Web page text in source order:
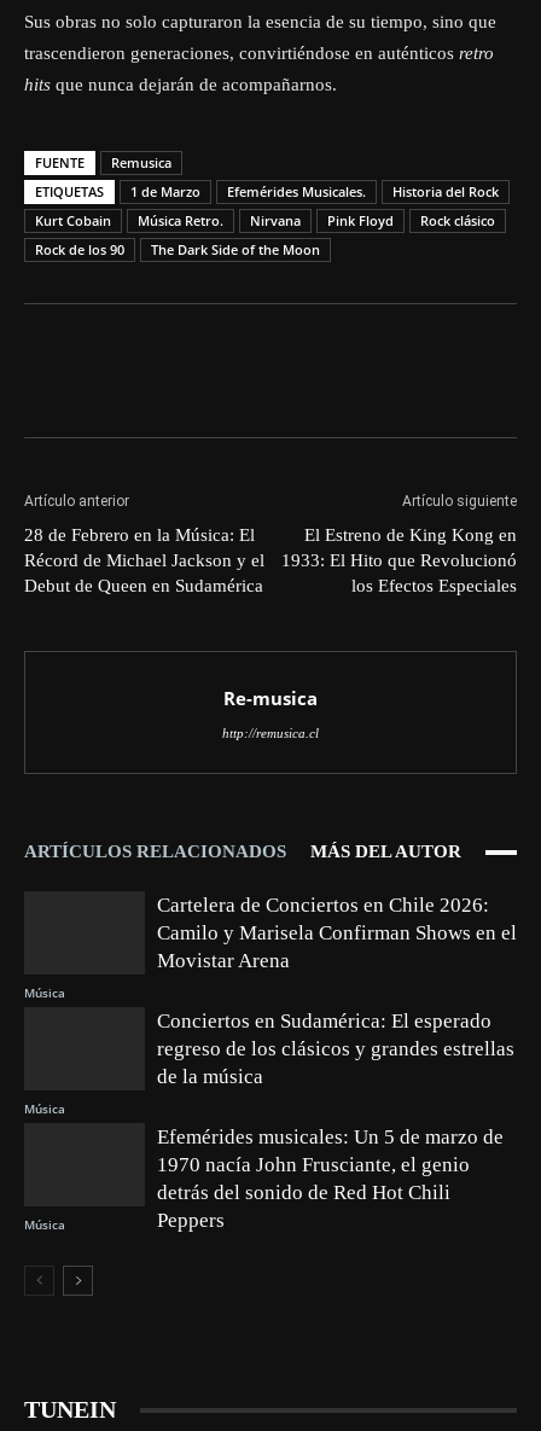
Sus obras no solo capturaron la esencia de su tiempo, sino que
trascendieron generaciones, convirtiéndose en auténticos retro
hits que nunca dejarán de acompañarnos.
FUENTE
Remusica
ETIQUETAS
1 de Marzo Efemérides Musicales.
Historia del Rock
Kurt Cobain
Música Retro. Nirvana Pink Floyd
Rock clásico
Rock de los 90
The Dark Side of the Moon
Artículo anterior
28 de Febrero en la Música: El
Récord de Michael Jackson y el
Debut de Queen en Sudamérica
Artículo siguiente
El Estreno de King Kong en
1933: El Hito que Revolucionó
los Efectos Especiales
Re-musica
http://remusica.cl
ARTÍCULOS RELACIONADOS MÁS DEL AUTOR
Música
Cartelera de Conciertos en Chile 2026:
Camilo y Marisela Confirman Shows en el
Movistar Arena
Música
Conciertos en Sudamérica: El esperado
regreso de los clásicos y grandes estrellas
de la música
Música
Efemérides musicales: Un 5 de marzo de
1970 nacía John Frusciante, el genio
detrás del sonido de Red Hot Chili
Peppers
TUNEIN